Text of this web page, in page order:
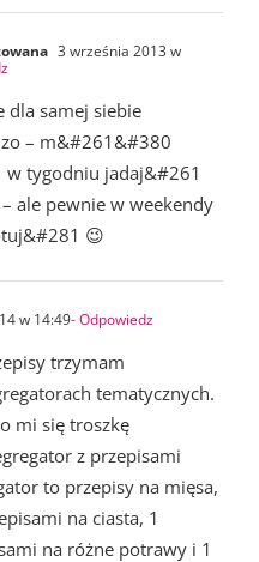
3 września 2013 w
dla samej siebie
– m&#261&#380
w tygodniu jadaj&#261
ale pewnie w weekendy
😉
w 14:49- Odpowiedz
trzymam
tematycznych.
mi się troszkę
z przepisami
to przepisy na mięsa,
na ciasta, 1
na różne potrawy i 1